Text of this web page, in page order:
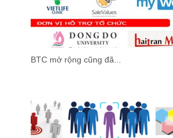
BTC mở rộng cũng đã...